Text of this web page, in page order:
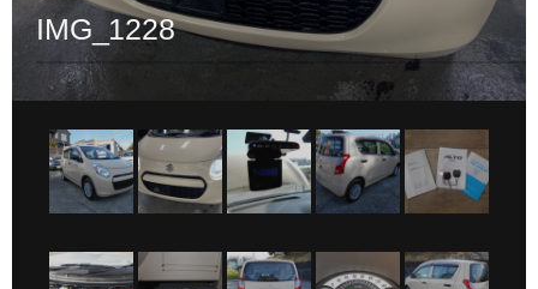
IMG_1228